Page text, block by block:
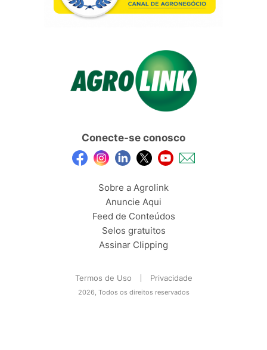
Conecte-se conosco
Sobre a Agrolink
Anuncie Aqui
Feed de Conteúdos
Selos gratuitos
Assinar Clipping
Termos de Uso Privacidade
2026, Todos os direitos reservados